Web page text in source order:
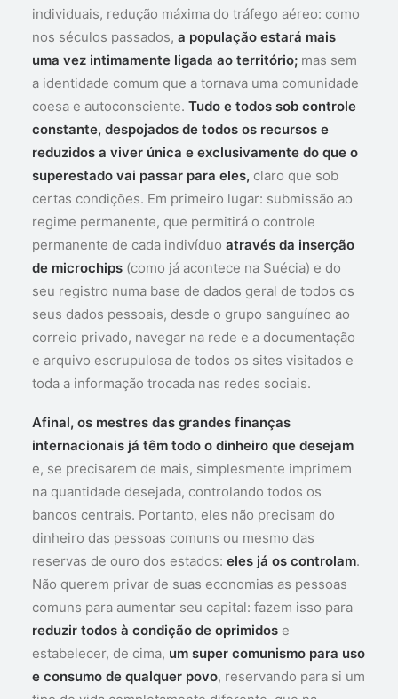
individuais, redução máxima do tráfego aéreo: como
nos séculos passados, a população estará mais
uma vez intimamente ligada ao território; mas sem
a identidade comum que a tornava uma comunidade
coesa e autoconsciente. Tudo e todos sob controle
constante, despojados de todos os recursos e
reduzidos a viver única e exclusivamente do que o
superestado vai passar para eles, claro que sob
certas condições. Em primeiro lugar: submissão ao
regime permanente, que permitirá o controle
permanente de cada indivíduo através da inserção
de microchips (como já acontece na Suécia) e do
seu registro numa base de dados geral de todos os
seus dados pessoais, desde o grupo sanguíneo ao
correio privado, navegar na rede e a documentação
e arquivo escrupulosa de todos os sites visitados e
toda a informação trocada nas redes sociais.
Afinal, os mestres das grandes finanças
internacionais já têm todo o dinheiro que desejam
e, se precisarem de mais, simplesmente imprimem
na quantidade desejada, controlando todos os
bancos centrais. Portanto, eles não precisam do
dinheiro das pessoas comuns ou mesmo das
reservas de ouro dos estados: eles já os controlam.
Não querem privar de suas economias as pessoas
comuns para aumentar seu capital: fazem isso para
reduzir todos à condição de oprimidos e
estabelecer, de cima, um super comunismo para uso
e consumo de qualquer povo, reservando para si um